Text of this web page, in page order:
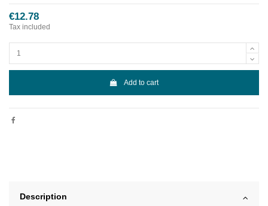
€12.78
Tax included
Add to cart
Description